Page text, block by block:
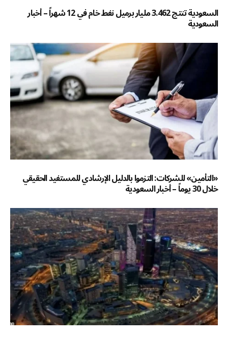
السعودية تنتج 3.462 مليار برميل نفط خام في 12 شهراً – أخبار
السعودية
«التأمين» للشركات: التزموا بالدليل الإرشادي للمستفيد الحقيقي
خلال 30 يوماً – أخبار السعودية